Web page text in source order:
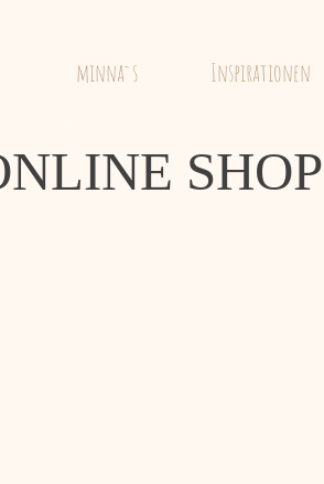
minna`s Inspirationen
SHOP